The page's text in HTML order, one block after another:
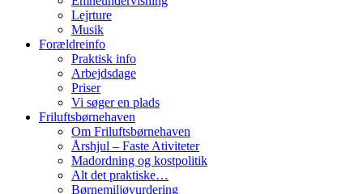
Lejrture
Musik
Forældreinfo
Praktisk info
Arbejdsdage
Priser
Vi søger en plads
Friluftsbørnehaven
Om Friluftsbørnehaven
Årshjul – Faste Ativiteter
Madordning og kostpolitik
Alt det praktiske…
Børnemiljøvurdering